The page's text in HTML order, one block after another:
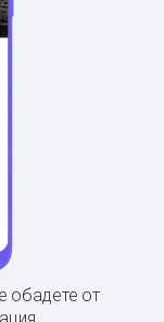
обадете от